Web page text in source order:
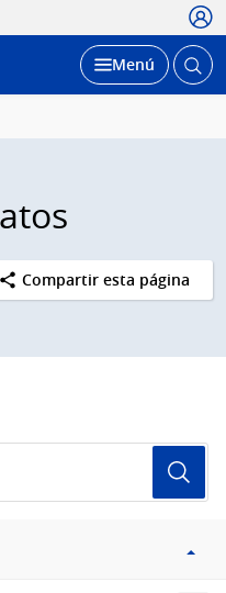
Desplegar
Menú Abrir
Compartir esta página